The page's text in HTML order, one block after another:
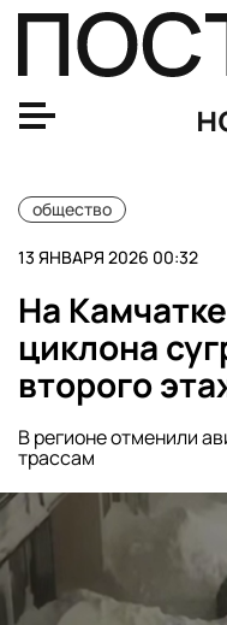
общество
13 ЯНВАРЯ 2026 00:32
На
циклона
второго
В регионе отменили
трассам
Воробьев заявил о